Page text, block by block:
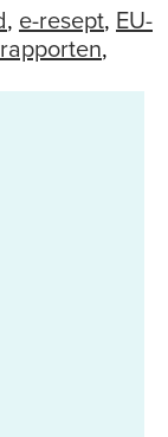
, e-resept, EU-
,